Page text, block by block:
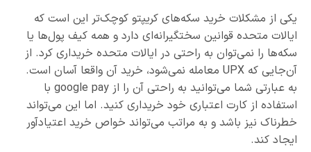
یکی از مشکلات خرید سکه‌های کریپتو کوچک‌تر این است که
ایالات متحده قوانین سختگیرانه‌ای دارد و همه کیف پول‌ها یا
سکه‌ها را نمی‌توان به راحتی در ایالات متحده خریداری کرد. از
آن‌جایی که UPX معامله نمی‌شود، خرید آن واقعا آسان است.
به عبارتی شما می‌توانید به راحتی آن را از google pay با
استفاده از کارت اعتباری خود خریداری کنید. اما این می‌تواند
خطرناک نیز باشد و به مراتب می‌تواند خواص خرید اعتیادآور
ایجاد کند.